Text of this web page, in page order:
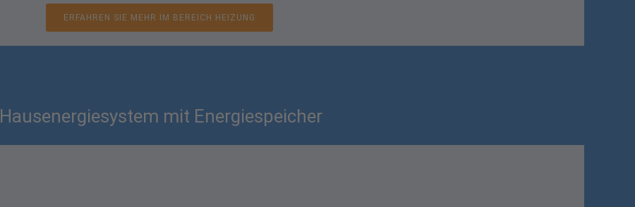
ERFAHREN SIE MEHR IM BEREICH HEIZUNG
Hausenergiesystem mit Energiespeicher